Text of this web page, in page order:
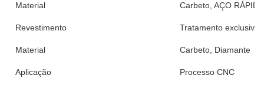
Material Carbeto, AÇO
Revestimento Tratamento exclusivo
Material Carbeto, Diamante
Aplicação Processo CNC